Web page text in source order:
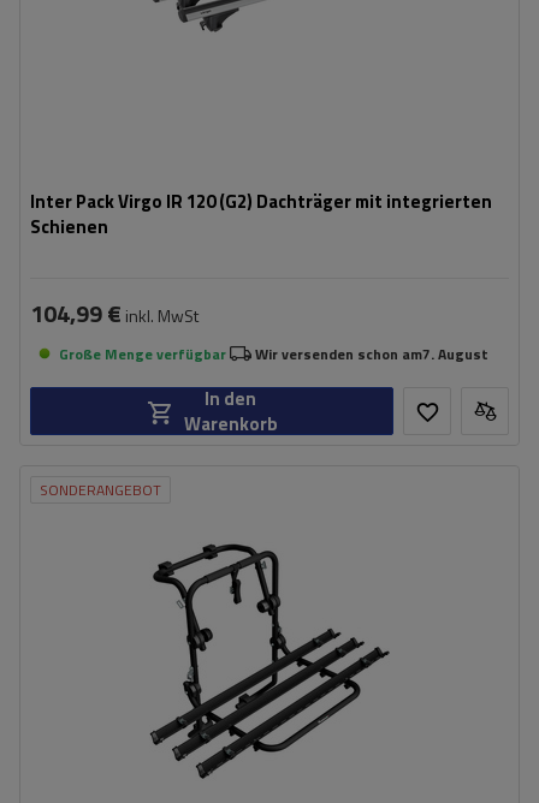
Inter Pack Virgo IR 120 (G2) Dachträger mit integrierten
Schienen
104,99 € inkl. MwSt
Große Menge verfügbar Wir versenden schon am7. August
In den
Warenkorb
SONDERANGEBOT
universelles Montagesystem
kompatibel mit allen Karosseriearten